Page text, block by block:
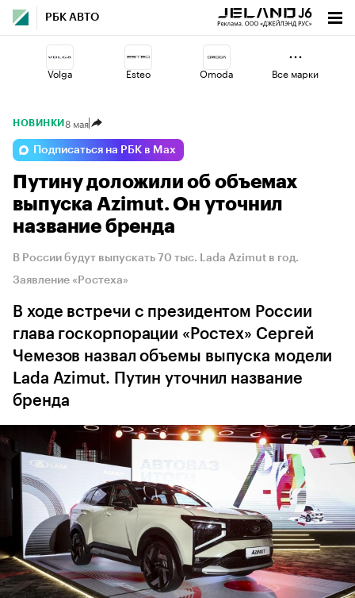
РБК АВТО
Volga Esteo Omoda
Changan
Haval Geely Lada
Все марки
НОВИНКИ 8 мая
Подписаться на РБК в Max
Путину доложили об объемах
выпуска Azimut. Он уточнил
название бренда
В России будут выпускать 70 тыс. Lada Azimut в год.
Заявление «Ростеха»
В ходе встречи с президентом России
глава госкорпорации «Ростех» Сергей
Чемезов назвал объемы выпуска модели
Lada Azimut. Путин уточнил название
бренда